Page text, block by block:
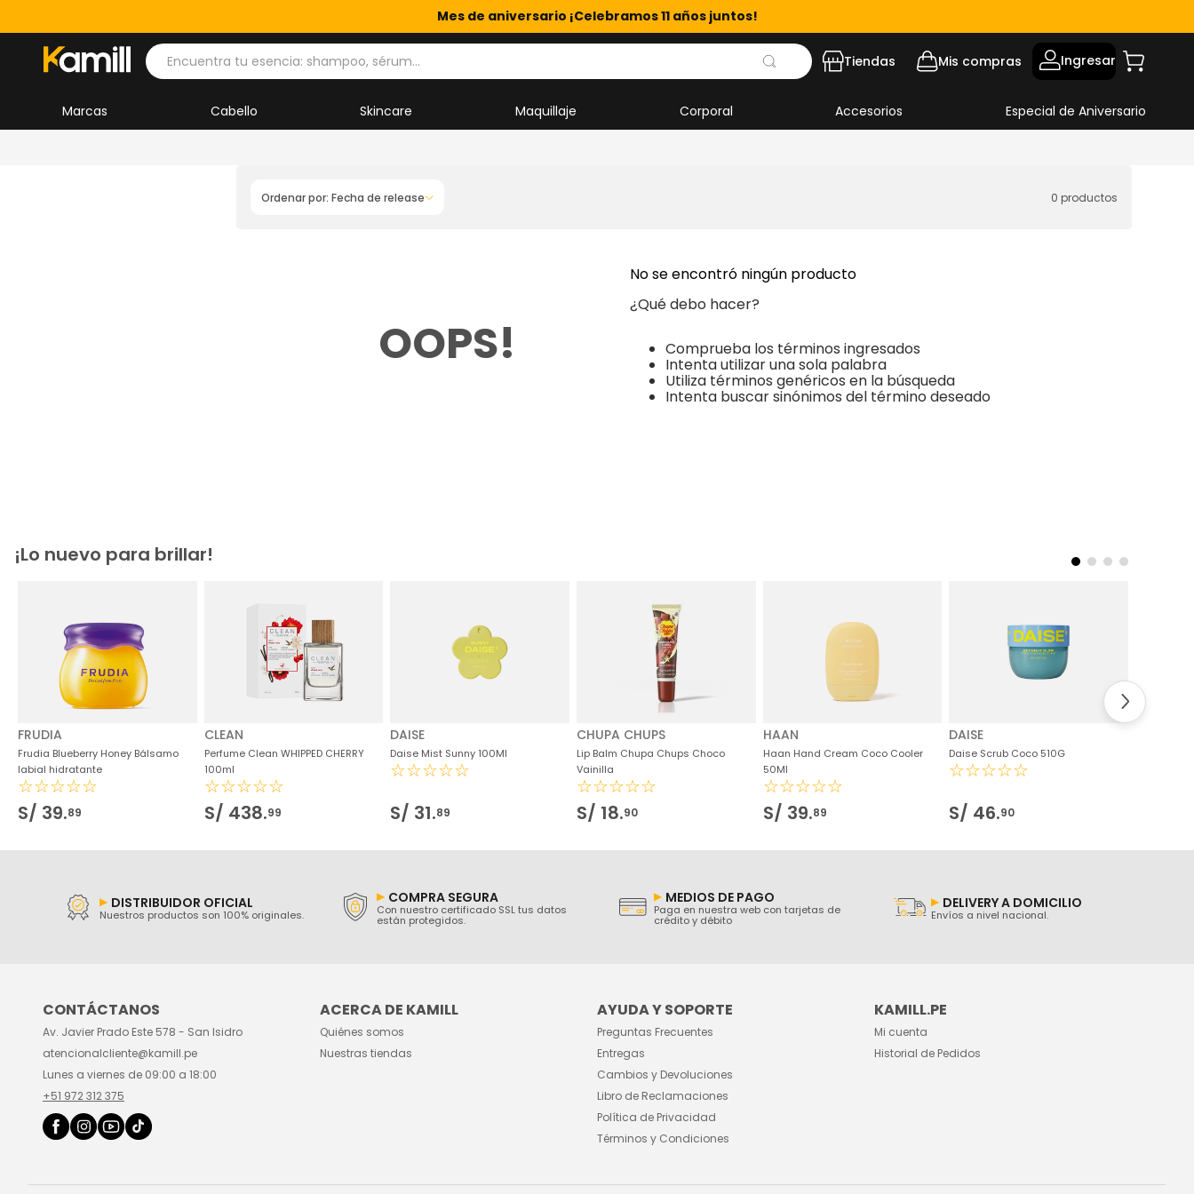
Mes de aniversario ¡Celebramos 11 años juntos!
Encuentra tu esencia: shampoo, sérum...
Tiendas Mis compras Ingresar
Marcas Cabello Skincare Maquillaje Corporal Accesorios Especial de Aniversario
Ordenar por: Fecha de release 0 productos
OOPS!
No se encontró ningún producto
¿Qué debo hacer?
Comprueba los términos ingresados
Intenta utilizar una sola palabra
Utiliza términos genéricos en la búsqueda
Intenta buscar sinónimos del término deseado
¡Lo nuevo para brillar!
FRUDIA
Frudia Blueberry Honey Bálsamo
labial hidratante
☆☆☆☆☆
S/ 39.89
CLEAN
Perfume Clean WHIPPED CHERRY
100ml
☆☆☆☆☆
S/ 438.99
DAISE
Daise Mist Sunny 100Ml
☆☆☆☆☆
S/ 31.89
CHUPA CHUPS
Lip Balm Chupa Chups Choco
Vainilla
☆☆☆☆☆
S/ 18.90
HAAN
Haan Hand Cream Coco Cooler
50Ml
☆☆☆☆☆
S/ 39.89
DAISE
Daise Scrub Coco 510G
☆☆☆☆☆
S/ 46.90
DISTRIBUIDOR OFICIAL
Nuestros productos son 100% originales.
COMPRA SEGURA
Con nuestro certificado SSL tus datos
están protegidos.
MEDIOS DE PAGO
Paga en nuestra web con tarjetas de
crédito y débito
DELIVERY A DOMICILIO
Envíos a nivel nacional.
CONTÁCTANOS
Av. Javier Prado Este 578 - San Isidro
atencionalcliente@kamill.pe
Lunes a viernes de 09:00 a 18:00
+51 972 312 375
ACERCA DE KAMILL
Quiénes somos
Nuestras tiendas
AYUDA Y SOPORTE
Preguntas Frecuentes
Entregas
Cambios y Devoluciones
Libro de Reclamaciones
Política de Privacidad
Términos y Condiciones
KAMILL.PE
Mi cuenta
Historial de Pedidos